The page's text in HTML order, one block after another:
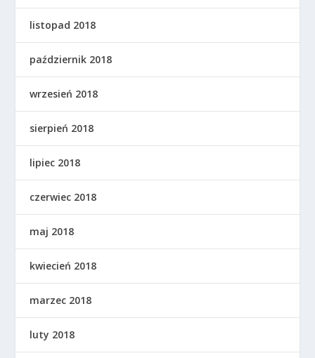
listopad 2018
październik 2018
wrzesień 2018
sierpień 2018
lipiec 2018
czerwiec 2018
maj 2018
kwiecień 2018
marzec 2018
luty 2018